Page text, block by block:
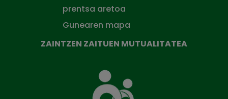
prentsa aretoa
Gunearen mapa
ZAINTZEN ZAITUEN MUTUALITATEA
zaituen
Mutua